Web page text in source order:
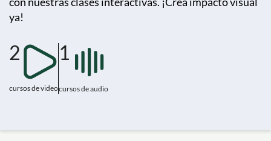
ya!
2
cursos de video
1
cursos de audio